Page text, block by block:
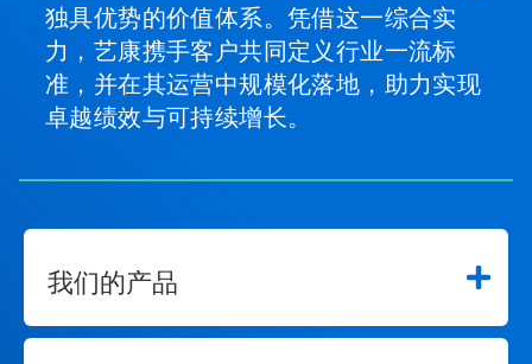
独具优势的价值体系。凭借这一综合实
力，艺康携手客户共同定义行业一流标
准，并在其运营中规模化落地，助力实现
卓越绩效与可持续增长。
我们的产品